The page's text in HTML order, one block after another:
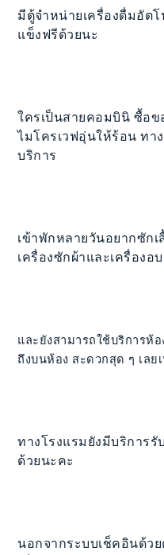
มีตู้จำหน่ายเครื่องดื่มอัต
แข็งฟรีด้วยนะ
ใครเป็นสายคอมบินิ ซื้อข
ไมโครเวฟอุ่นให้ร้อน ทา
บริการ
เข้าพักหลายวันอยากซัก
เครื่องซักผ้าและเครื่องอ
และยังสามารถใช้บริการห้
ถึงบนห้อง สะดวกสุด ๆ เลย
ทางโรงแรมยังมีบริการ
ด้วยนะคะ
นอกจากระบบเช็คอินด้วย